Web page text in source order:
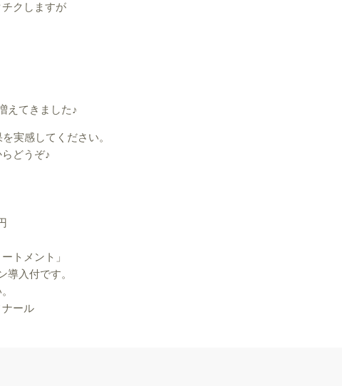
クしますが
えてきました♪
実感してください。
どうぞ♪
トメント」
入付です。
ル